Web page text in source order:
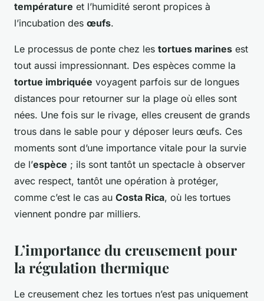
température et l’humidité seront propices à
l’incubation des œufs.
Le processus de ponte chez les tortues marines est
tout aussi impressionnant. Des espèces comme la
tortue imbriquée voyagent parfois sur de longues
distances pour retourner sur la plage où elles sont
nées. Une fois sur le rivage, elles creusent de grands
trous dans le sable pour y déposer leurs œufs. Ces
moments sont d’une importance vitale pour la survie
de l’espèce ; ils sont tantôt un spectacle à observer
avec respect, tantôt une opération à protéger,
comme c’est le cas au Costa Rica, où les tortues
viennent pondre par milliers.
L’importance du creusement pour
la régulation thermique
Le creusement chez les tortues n’est pas uniquement